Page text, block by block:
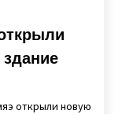
открыли новую